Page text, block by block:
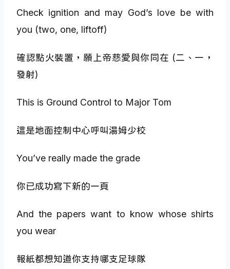
Check ignition and may God’s love be with
you (two, one, liftoff)
確認點火裝置，願上帝慈愛與你同在 (二、一，
發射)
This is Ground Control to Major Tom
這是地面控制中心呼叫湯姆少校
You’ve really made the grade
你已成功寫下新的一頁
And the papers want to know whose shirts
you wear
報紙都想知道你支持哪支足球隊